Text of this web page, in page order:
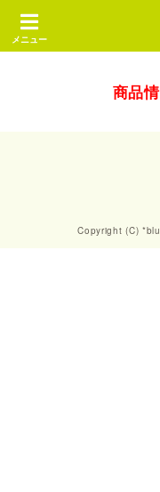
メニュー
商品
Copyright (C)